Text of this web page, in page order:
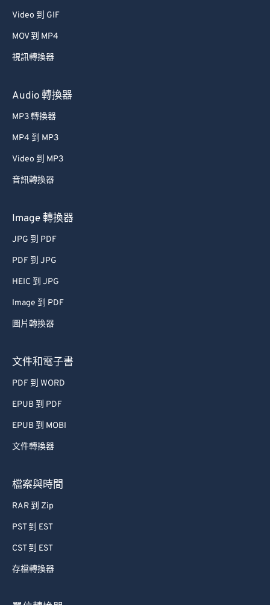
Video 到 GIF
MOV 到 MP4
視訊轉換器
Audio 轉換器
MP3 轉換器
MP4 到 MP3
Video 到 MP3
音訊轉換器
Image 轉換器
JPG 到 PDF
PDF 到 JPG
HEIC 到 JPG
Image 到 PDF
圖片轉換器
文件和電子書
PDF 到 WORD
EPUB 到 PDF
EPUB 到 MOBI
文件轉換器
檔案與時間
RAR 到 Zip
PST 到 EST
CST 到 EST
存檔轉換器